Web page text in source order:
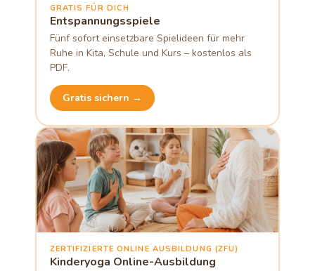
GRATIS FÜR DICH
Entspannungsspiele
Fünf sofort einsetzbare Spielideen für mehr
Ruhe in Kita, Schule und Kurs – kostenlos als
PDF.
Gratis sichern →
ZERTIFIZIERTE ONLINE AUSBILDUNG (ZFU)
Kinderyoga Online-Ausbildung